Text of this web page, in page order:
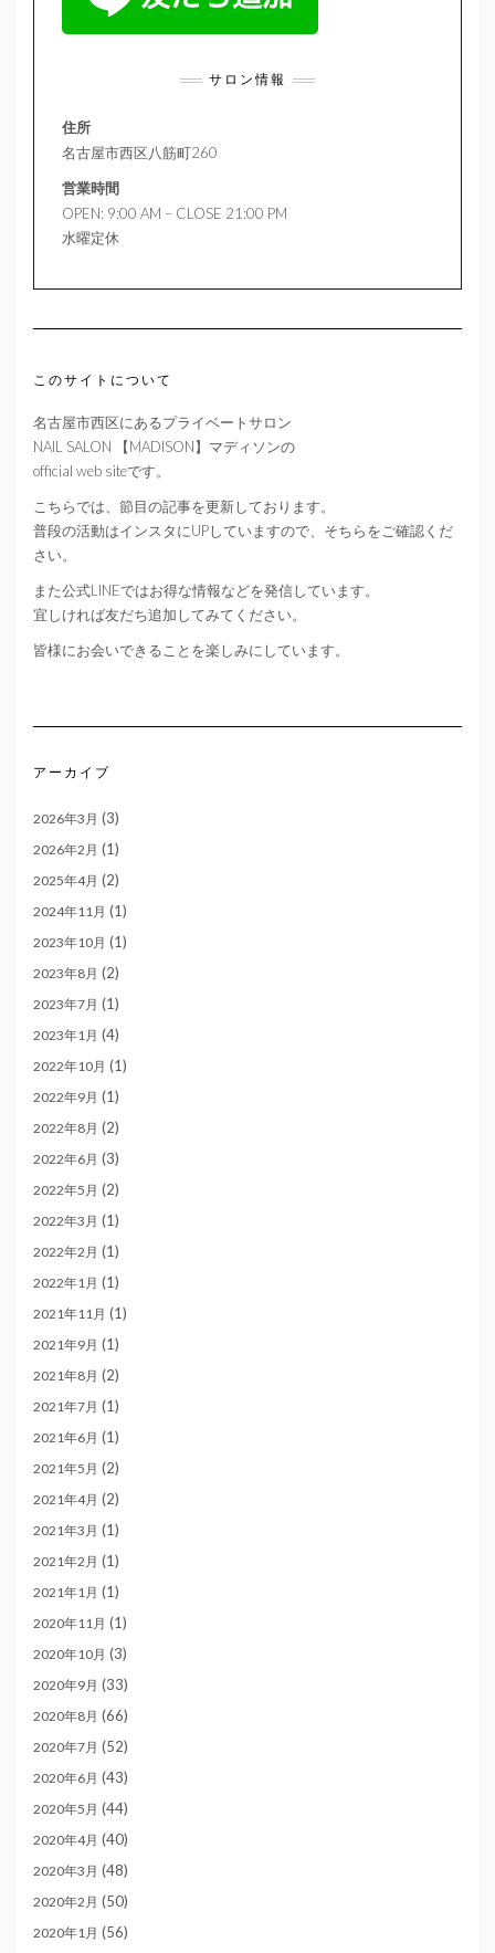
サロン情報
住所
名古屋市西区八筋町260
営業時間
OPEN: 9:00 AM – CLOSE 21:00 PM
水曜定休
このサイトについて
名古屋市西区にあるプライベートサロン
NAIL SALON 【MADISON】マディソンの
official web siteです。
こちらでは、節目の記事を更新しております。
普段の活動はインスタにUPしていますので、そちらをご確認くだ
さい。
また公式LINEではお得な情報などを発信しています。
宜しければ友だち追加してみてください。
皆様にお会いできることを楽しみにしています。
アーカイブ
2026年3月 (3)
2026年2月 (1)
2025年4月 (2)
2024年11月 (1)
2023年10月 (1)
2023年8月 (2)
2023年7月 (1)
2023年1月 (4)
2022年10月 (1)
2022年9月 (1)
2022年8月 (2)
2022年6月 (3)
2022年5月 (2)
2022年3月 (1)
2022年2月 (1)
2022年1月 (1)
2021年11月 (1)
2021年9月 (1)
2021年8月 (2)
2021年7月 (1)
2021年6月 (1)
2021年5月 (2)
2021年4月 (2)
2021年3月 (1)
2021年2月 (1)
2021年1月 (1)
2020年11月 (1)
2020年10月 (3)
2020年9月 (33)
2020年8月 (66)
2020年7月 (52)
2020年6月 (43)
2020年5月 (44)
2020年4月 (40)
2020年3月 (48)
2020年2月 (50)
2020年1月 (56)